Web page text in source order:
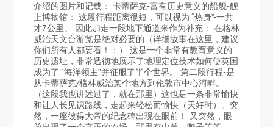
介绍的图片和记载： 卡蒂萨克-富有历史意义的船舰-舰
上博物馆： 这段行程距离很短，可以视为 “热身”-一共
才7公里。 因此加走一段地下通道来作为补充： 在格林
威治天文台游览是绝对必要的（详细故事在这里，建议
你们所有人都要看！：） 这是一个非常有教育意义的
历史遗址，非常透彻地展示了地理定位技术如何使英国
成为了 “海洋领主”并征服了半个世界。 第二段行程-是
从卡蒂萨克/格林威治某个地方到伦敦市中心河畔。
（这段我也讲述过了，就在那里）这也是一条非常愉快
和让人长见识路线，走起来轻松而愉快（天好时）。突
然，一座彼得大帝的纪念碑出现在眼前！ 又突然，眼